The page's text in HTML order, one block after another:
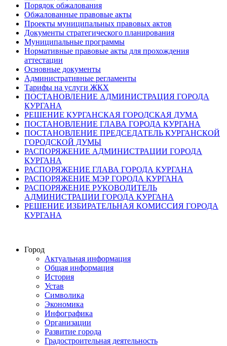
Порядок обжалования
Обжалованные правовые акты
Проекты муниципальных правовых актов
Документы стратегического планирования
Муниципальные программы
Нормативные правовые акты для прохождения
аттестации
Основные документы
Административные регламенты
Тарифы на услуги ЖКХ
ПОСТАНОВЛЕНИЕ АДМИНИСТРАЦИЯ ГОРОДА
КУРГАНА
РЕШЕНИЕ КУРГАНСКАЯ ГОРОДСКАЯ ДУМА
ПОСТАНОВЛЕНИЕ ГЛАВА ГОРОДА КУРГАНА
ПОСТАНОВЛЕНИЕ ПРЕДСЕДАТЕЛЬ КУРГАНСКОЙ
ГОРОДСКОЙ ДУМЫ
РАСПОРЯЖЕНИЕ АДМИНИСТРАЦИИ ГОРОДА
КУРГАНА
РАСПОРЯЖЕНИЕ ГЛАВА ГОРОДА КУРГАНА
РАСПОРЯЖЕНИЕ МЭР ГОРОДА КУРГАНА
РАСПОРЯЖЕНИЕ РУКОВОДИТЕЛЬ
АДМИНИСТРАЦИИ ГОРОДА КУРГАНА
РЕШЕНИЕ ИЗБИРАТЕЛЬНАЯ КОМИССИЯ ГОРОДА
КУРГАНА
Город
Актуальная информация
Общая информация
История
Устав
Символика
Экономика
Инфографика
Организации
Развитие города
Градостроительная деятельность